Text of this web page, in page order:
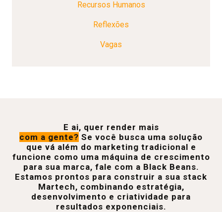
Recursos Humanos
Reflexões
Vagas
E ai, quer render mais
com a gente? Se você busca uma solução
que vá além do marketing tradicional e
funcione como uma máquina de crescimento
para sua marca, fale com a Black Beans.
Estamos prontos para construir a sua stack
Martech, combinando estratégia,
desenvolvimento e criatividade para
resultados exponenciais.